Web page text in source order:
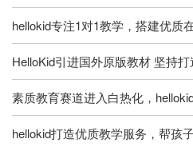
hellokid专注1对1教学，搭建优质
HelloKid引进国外原版教材 坚持
素质教育赛道进入白热化，
hellokid打造优质教学服务，帮孩